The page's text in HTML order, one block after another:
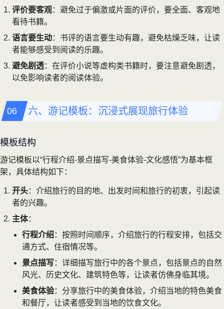
评价要客观：避免过于偏激或片面的评价，要全面、客观地
看待书籍。
语言要生动：书评的语言要生动有趣，避免枯燥乏味，让读
者能够感受到阅读的乐趣。
避免剧透：在评价小说等虚构类书籍时，要注意避免剧透，
以免影响读者的阅读体验。
六、游记模板：沉浸式展现旅行体验
模板结构
游记模板以“行程介绍-景点描写-美食体验-文化感悟”为基本框
架，具体结构如下：
开头：介绍旅行的目的地、出发时间和旅行的初衷，引起读
者的兴趣。
主体：
行程介绍：按照时间顺序，介绍旅行的行程安排，包括交
通方式、住宿情况等。
景点描写：详细描写旅行中的各个景点，包括景点的自然
风光、历史文化、建筑特色等，让读者仿佛身临其境。
美食体验：分享旅行中的美食体验，介绍当地的特色美食
和餐厅，让读者感受到当地的饮食文化。